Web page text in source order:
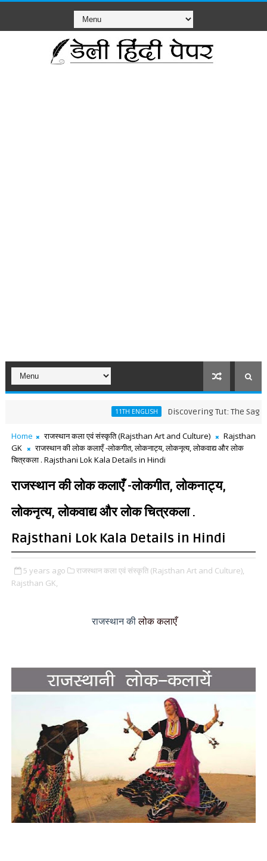
11TH ENGLISH Discovering Tut: The Saga
Home राजस्थान कला एवं संस्कृति (Rajsthan Art and Culture)
Rajsthan
GK
राजस्थान की लोक कलाएँ -लोकगीत, लोकनाट्य, लोकनृत्य, लोकवाद्य और लोक
चित्रकला . Rajsthani Lok Kala Details in Hindi
राजस्थान की लोक कलाएँ -लोकगीत, लोकनाट्य,
लोकनृत्य, लोकवाद्य और लोक चित्रकला .
Rajsthani Lok Kala Details in Hindi
5 years ago
राजस्थान कला एवं संस्कृति (Rajsthan Art and Culture),
Rajsthan GK,
राजस्थान कीलोक कलाएँ